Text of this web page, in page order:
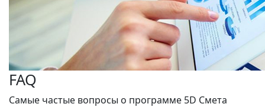
FAQ
Самые частые вопросы о программе 5D Смета